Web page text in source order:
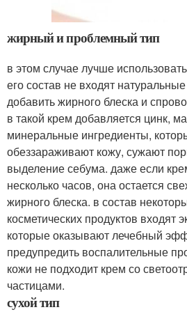
жирный и проблемный тип
в этом случае лучше
его состав не входят
добавить жирного блеска и
в такой крем добавляется цинк,
минеральные ингредиенты,
обеззараживают кожу, сужают
выделение себума. даже если
несколько часов, она остается
жирного блеска. в состав
косметических продуктов входят
которые оказывают лечебный
предупредить воспалительные
кожи не подходит крем со
частицами.
сухой тип